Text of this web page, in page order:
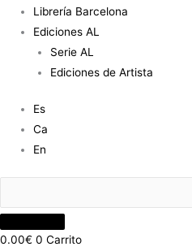
Librería Barcelona
Ediciones AL
Serie AL
Ediciones de Artista
Es
Ca
En
0.00€ 0 Carrito